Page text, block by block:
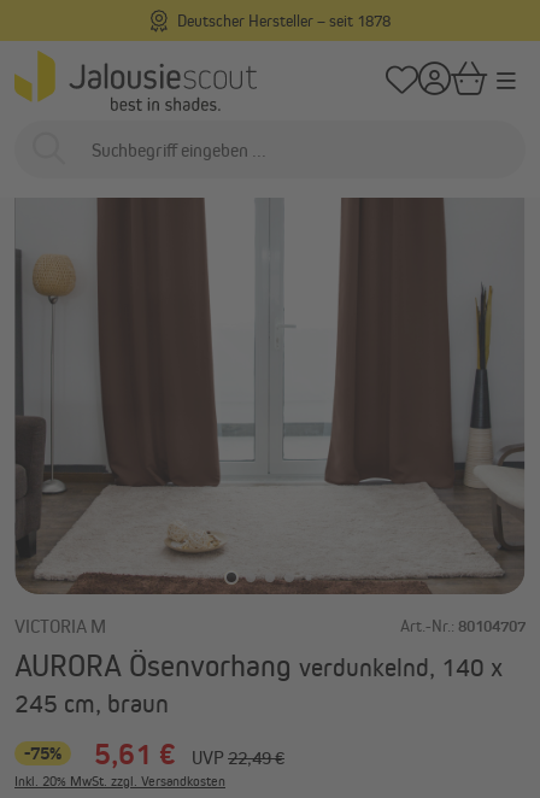
Deutscher Hersteller – seit 1878
Startseite
VICTORIA M Art.-Nr.: 80104707
AURORA Ösenvorhang verdunkelnd, 140 x
245 cm, braun
-75% 5,61 € UVP 22,49 €
Inkl. 20% MwSt. zzgl. Versandkosten